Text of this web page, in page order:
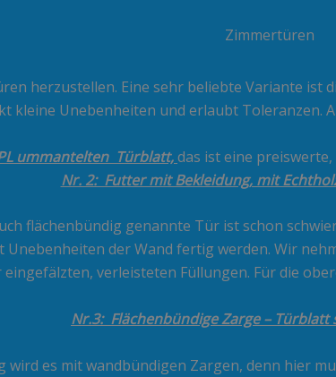
Zimmertüren
herzustellen. Eine sehr beliebte Variante ist
kleine Unebenheiten und erlaubt Toleranzen.
ummantelten Türblatt,das ist eine
Nr. 2: Futter mit Bekleidung, mit
flächenbündig genannte Tür ist schon
Unebenheiten der Wand fertig werden. Wir
verleisteten Füllungen. Für die
Nr.3: Flächenbündige Zarge –
wird es mit wandbündigen Zargen, denn hier